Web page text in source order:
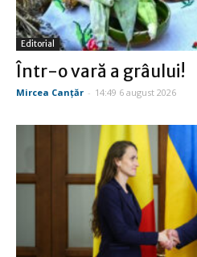
Editorial
Într-o vară a grâului!
Mircea Canţăr - 14:49 6 august 2026